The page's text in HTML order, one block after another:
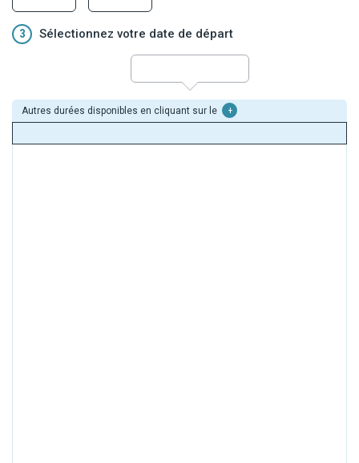
3 Sélectionnez votre date de départ
Autres durées disponibles en cliquant sur le +